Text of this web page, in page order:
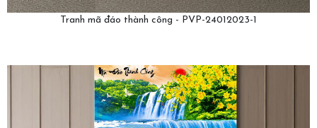
Tranh mã đáo thành công - PVP-24012023-1